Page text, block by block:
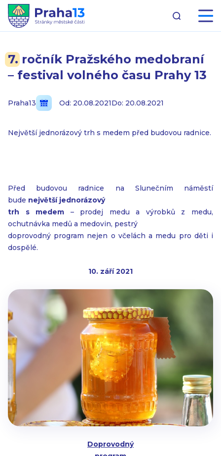
7. ročník Pražského medobraní
– festival volného času Prahy 13
Praha13 Od: 20.08.2021Do: 20.08.2021
Největší jednorázový trh s medem před budovou radnice.
Před budovou radnice na Slunečním náměstí
bude největší jednorázový
trh s medem – prodej medu a výrobků z medu,
ochutnávka medů a medovin, pestrý
doprovodný program nejen o včelách a medu pro děti i
dospělé.
10. září 2021
Doprovodný